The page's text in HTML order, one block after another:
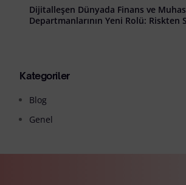
Dijitalleşen Dünyada Finans ve
Departmanlarının Yeni Rolü: Riskten
Kategoriler
Blog
Genel